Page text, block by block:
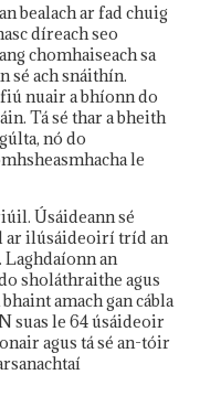
bealach ar fad chuig
díreach seo
chomhaiseach sa
sé ach snáithín.
nuair a bhíonn do
Tá sé thar a bheith
nó do
le
Úsáideann sé
ar ilúsáideoirí tríd an
Laghdaíonn an
sholáthraithe agus
amach gan cábla
suas le 64 úsáideoir
agus tá sé an-tóir